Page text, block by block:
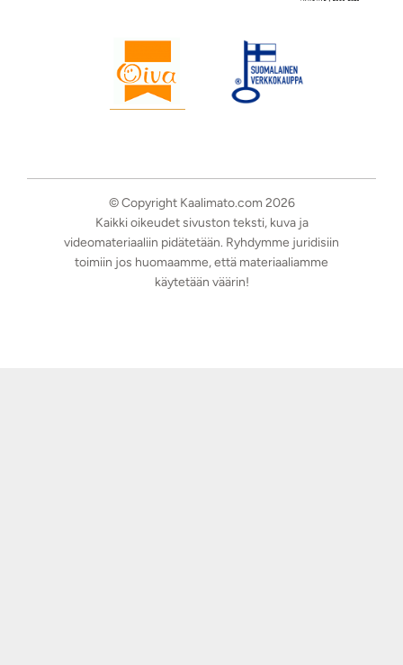
© Copyright Kaalimato.com 2026
Kaikki oikeudet sivuston teksti, kuva ja
videomateriaaliin pidätetään. Ryhdymme juridisiin
toimiin jos huomaamme, että materiaaliamme
käytetään väärin!